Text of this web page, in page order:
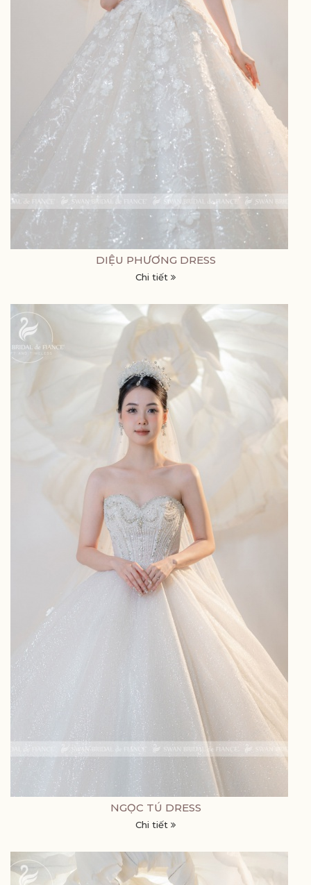
DIỆU PHƯƠNG DRESS
Chi tiết
NGỌC TÚ DRESS
Chi tiết